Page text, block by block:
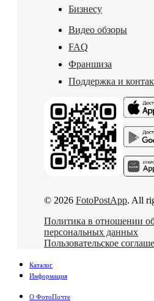
Бизнесу
Видео обзоры
FAQ
Франшиза
Поддержка и
© 2026 FotoPostApp. All
Политика в отношении
персональных данных
Пользовательское
Каталог
Информация
О ФотоПочте